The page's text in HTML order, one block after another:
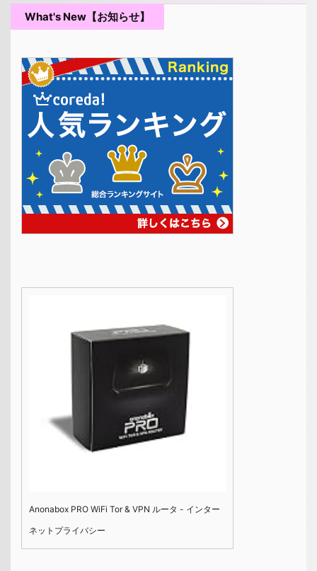
What's New【お知らせ】
Anonabox PRO WiFi Tor & VPN ルータ - インター
ネットプライバシー